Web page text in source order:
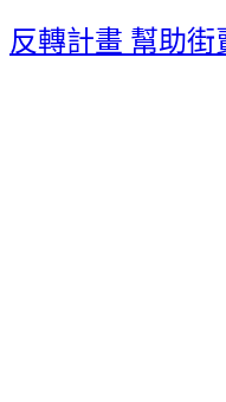
反轉計畫 幫助街